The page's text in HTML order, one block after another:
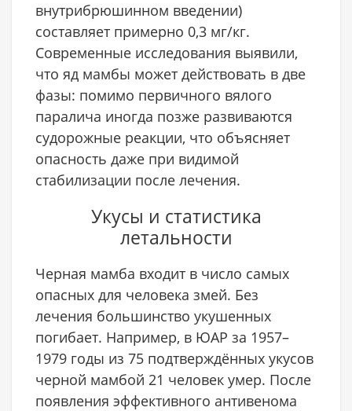
внутрибрюшинном введении)
составляет примерно 0,3 мг/кг.
Современные исследования выявили,
что яд мамбы может действовать в две
фазы: помимо первичного вялого
паралича иногда позже развиваются
судорожные реакции, что объясняет
опасность даже при видимой
стабилизации после лечения.
Укусы и статистика
летальности
Черная мамба входит в число самых
опасных для человека змей. Без
лечения большинство укушенных
погибает. Например, в ЮАР за 1957–
1979 годы из 75 подтверждённых укусов
черной мамбой 21 человек умер. После
появления эффективного антивенома